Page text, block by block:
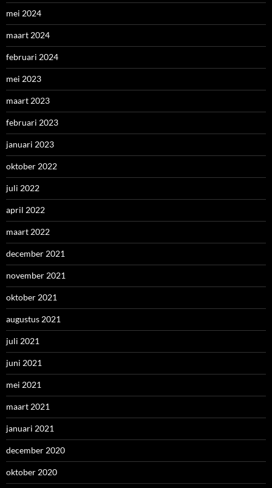
mei 2024
maart 2024
februari 2024
mei 2023
maart 2023
februari 2023
januari 2023
oktober 2022
juli 2022
april 2022
maart 2022
december 2021
november 2021
oktober 2021
augustus 2021
juli 2021
juni 2021
mei 2021
maart 2021
januari 2021
december 2020
oktober 2020